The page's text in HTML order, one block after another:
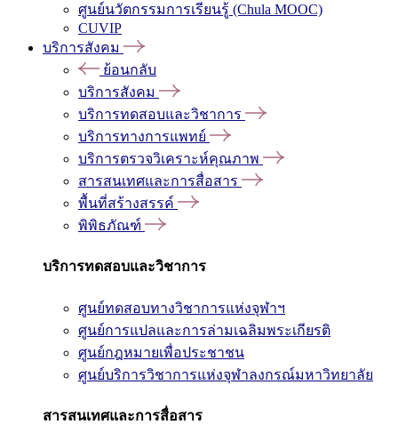
ศูนย์นวัตกรรมการเรียนรู้ (Chula MOOC)
CUVIP
บริการสังคม
ย้อนกลับ
บริการสังคม
บริการทดสอบและวิชาการ
บริการทางการแพทย์
บริการตรวจวิเคราะห์คุณภาพ
สารสนเทศและการสื่อสาร
พื้นที่สร้างสรรค์
พิพิธภัณฑ์
บริการทดสอบและวิชาการ
ศูนย์ทดสอบทางวิชาการแห่งจุฬาฯ
ศูนย์การแปลและการล่ามเฉลิมพระเกียรติ
ศูนย์กฎหมายเพื่อประชาชน
ศูนย์บริการวิชาการแห่งจุฬาลงกรณ์มหาวิทยาลัย
สารสนเทศและการสื่อสาร